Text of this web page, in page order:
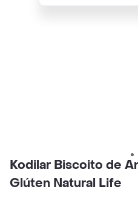
Kodilar Biscoito de
Glúten Natural Life